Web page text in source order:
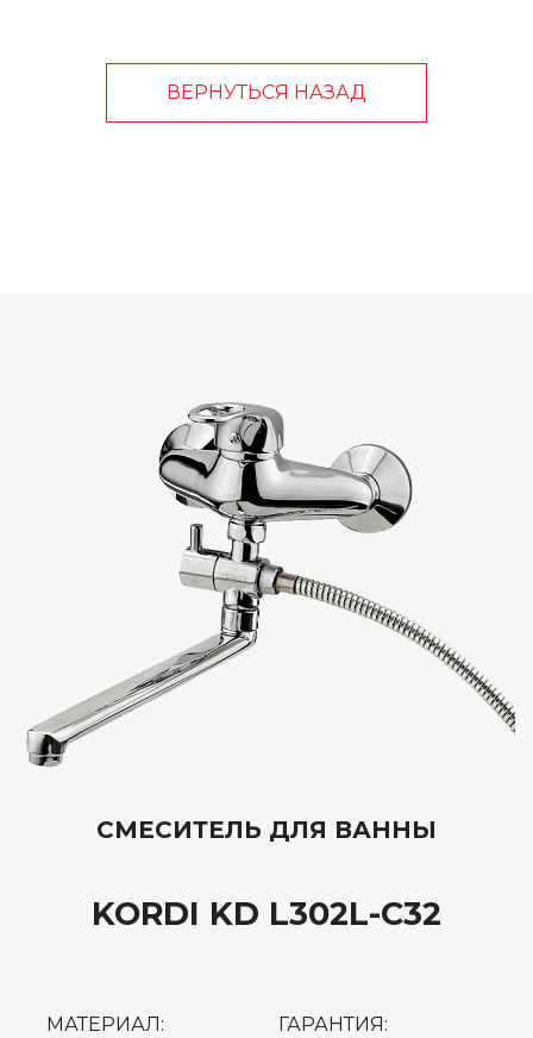
ВЕРНУТЬСЯ НАЗАД
СМЕСИТЕЛЬ ДЛЯ ВАННЫ
KORDI KD L302L-C32
МАТЕРИАЛ:
ГАРАНТИЯ: